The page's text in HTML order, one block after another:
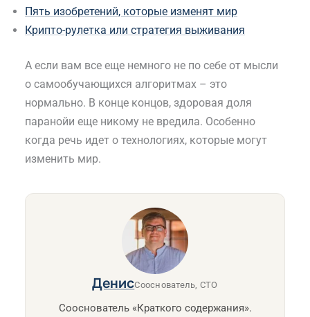
Пять изобретений, которые изменят мир
Крипто-рулетка или стратегия выживания
А если вам все еще немного не по себе от мысли
о самообучающихся алгоритмах – это
нормально. В конце концов, здоровая доля
паранойи еще никому не вредила. Особенно
когда речь идет о технологиях, которые могут
изменить мир.
ДенисСооснователь, CTO
Сооснователь «Краткого содержания».